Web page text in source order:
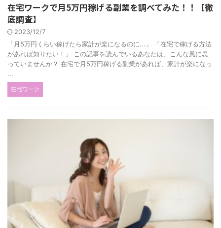
在宅ワークで月5万円稼げる副業を調べてみた！！【徹
底調査】
2023/12/7
「月5万円くらい稼げたら家計が楽になるのに...」 「在宅で稼げる方法
があれば知りたい！」 この記事を読んでいるあなたは、こんな風に思
っていませんか？ 在宅で月5万円稼げる副業があれば、家計が楽になっ
...
在宅ワーク